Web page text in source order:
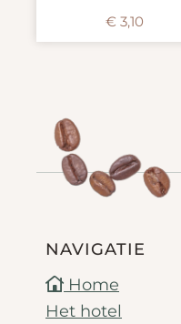
€ 3,10
NAVIGATIE
Home
Het hotel